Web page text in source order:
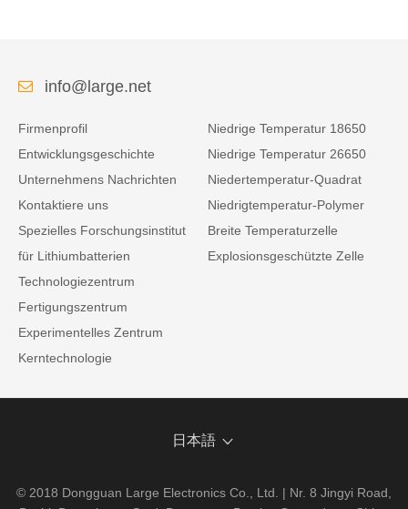
info@large.net
Firmenprofil
Entwicklungsgeschichte
Unternehmens Nachrichten
Kontaktiere uns
Spezielles Forschungsinstitut
für Lithiumbatterien
Technologiezentrum
Fertigungszentrum
Experimentelles Zentrum
Kerntechnologie
Niedrige Temperatur 18650
Niedrige Temperatur 26650
Niedertemperatur-Quadrat
Niedrigtemperatur-Polymer
Breite Temperaturzelle
Explosionsgeschützte Zelle
日本語
© 2018 Dongguan Large Electronics Co., Ltd. | Nr. 8 Jingyi Road,